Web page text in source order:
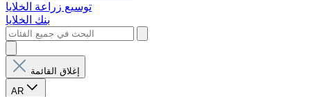
توسيع زراعة الخلايا
بنك الخلايا
إغلاق القائمة
AR